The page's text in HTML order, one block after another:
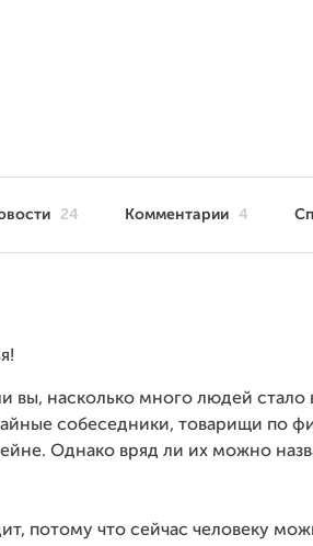
24 Комментарии 4
вы, насколько много людей стало
собеседники, товарищи по
Однако вряд ли их можно
потому что сейчас человеку